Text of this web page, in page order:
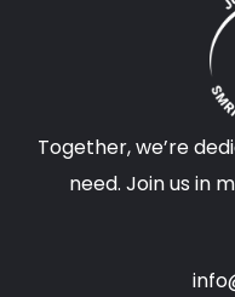
Together, we’re
need. Join us in